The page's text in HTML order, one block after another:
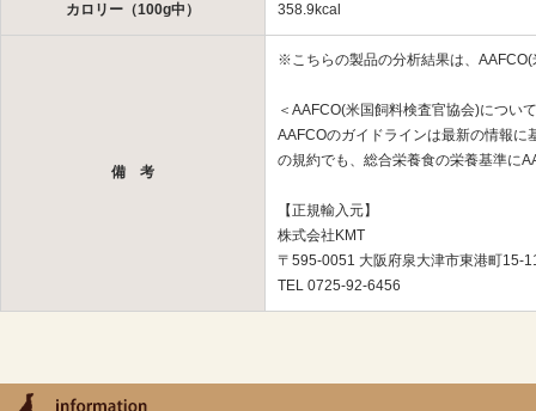
カロリー（100g中） 358.9kcal
備 考
※こちらの製品の分析結果は、
＜AAFCO(米国飼料検査官協会)につい
AAFCOのガイドラインは最新の情報
の規約でも、総合栄養食の栄養基準に
【正規輸入元】
株式会社KMT
〒595-0051 大阪府泉大津市東港町15-
TEL 0725-92-6456